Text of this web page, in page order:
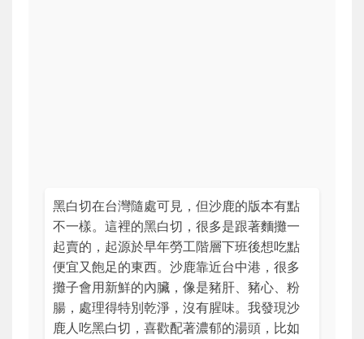
黑白切在台灣隨處可見，但沙鹿的版本有點
不一樣。這裡的黑白切，很多是跟著麵攤一
起賣的，起源於早年勞工階層下班後想吃點
便宜又飽足的東西。沙鹿靠近台中港，很多
攤子會用新鮮的內臟，像是豬肝、豬心、粉
腸，處理得特別乾淨，沒有腥味。我發現沙
鹿人吃黑白切，喜歡配著濃郁的湯頭，比如